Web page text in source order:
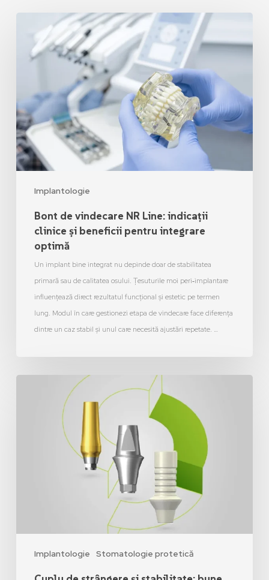
Implantologie
Bont de vindecare NR Line: indicații
clinice și beneficii pentru integrare
optimă
Un implant bine integrat nu depinde doar de stabilitatea
primară sau de calitatea osului. Țesuturile moi peri‑implantare
influențează direct rezultatul funcțional și estetic pe termen
lung. Modul în care gestionezi etapa de vindecare face diferența
dintre un caz stabil și unul care necesită ajustări repetate. …
Implantologie Stomatologie protetică